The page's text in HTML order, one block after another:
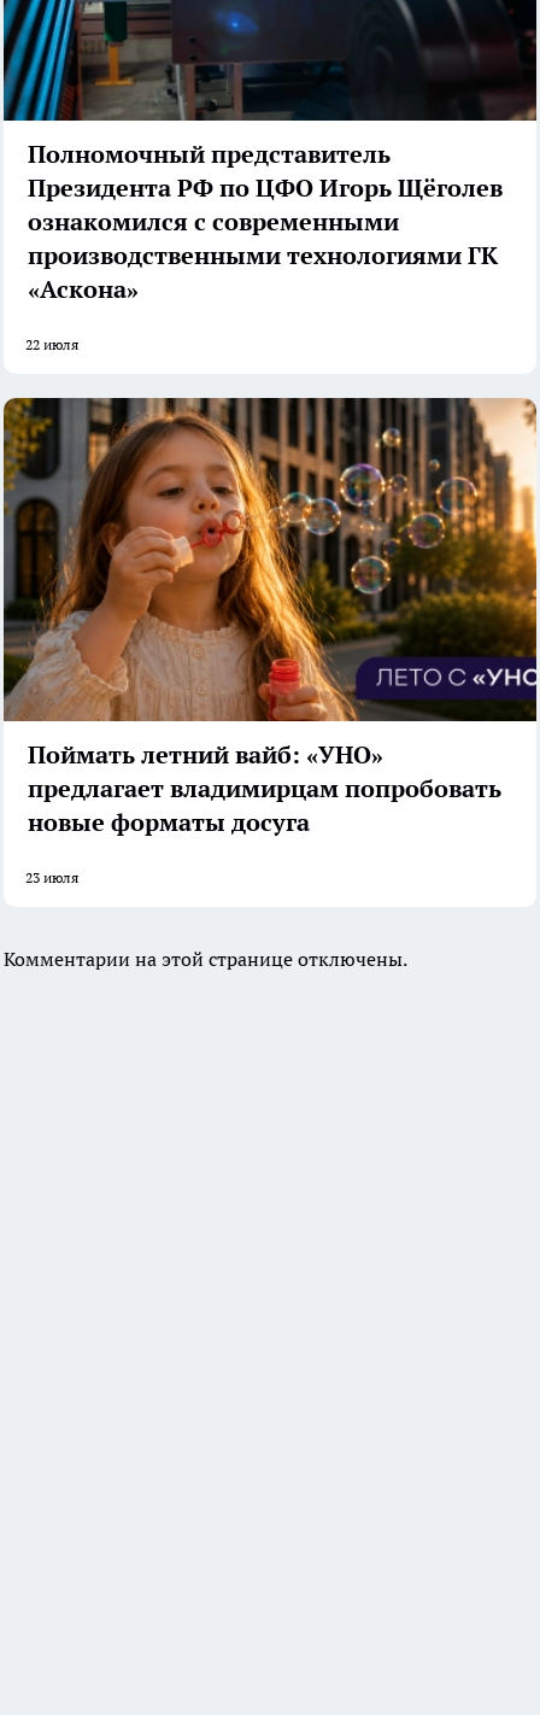
Полномочный представитель
Президента РФ по ЦФО Игорь Щёголев
ознакомился с современными
производственными технологиями ГК
«Аскона»
22 июля
Поймать летний вайб: «УНО»
предлагает владимирцам попробовать
новые форматы досуга
23 июля
Комментарии на этой странице отключены.